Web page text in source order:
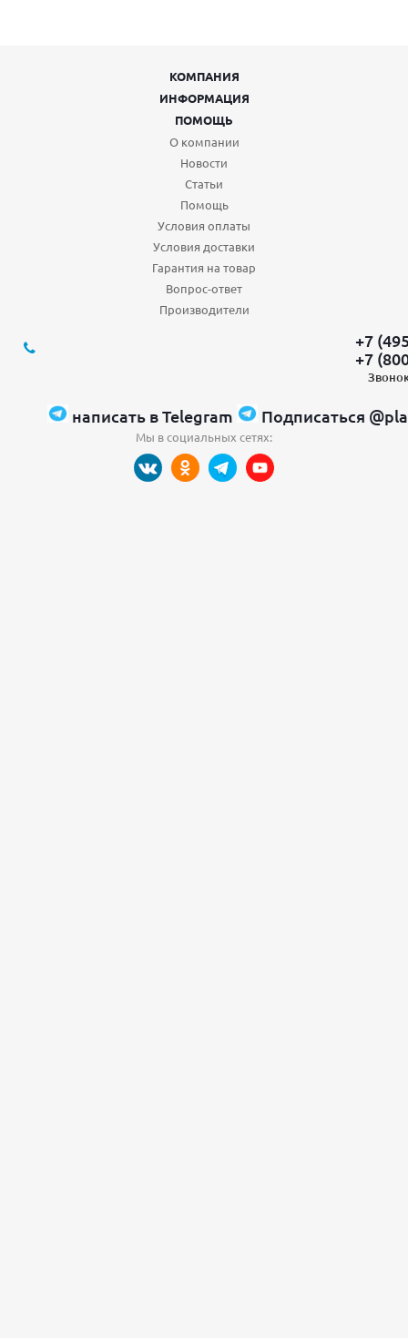
КОМПАНИЯ
ИНФОРМАЦИЯ
ПОМОЩЬ
О компании
Новости
Статьи
Помощь
Условия оплаты
Условия доставки
Гарантия на товар
Вопрос-ответ
Производители
+7
+7
написать в Telegram Подписаться
Мы в социальных сетях: